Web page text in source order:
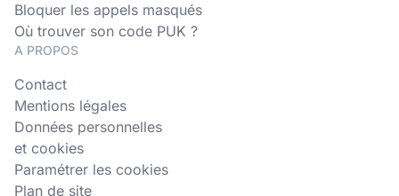
Bloquer les appels masqués
Où trouver son code PUK ?
A PROPOS
Contact
Mentions légales
Données personnelles
et cookies
Paramétrer les cookies
Plan de site